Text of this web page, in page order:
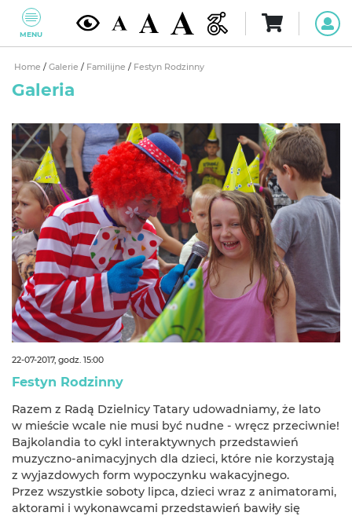
MENU
Home / Galerie / Familijne / Festyn Rodzinny
Galeria
22-07-2017, godz. 15:00
Festyn Rodzinny
Razem z Radą Dzielnicy Tatary udowadniamy, że lato
w mieście wcale nie musi być nudne - wręcz przeciwnie!
Bajkolandia to cykl interaktywnych przedstawień
muzyczno-animacyjnych dla dzieci, które nie korzystają
z wyjazdowych form wypoczynku wakacyjnego.
Przez wszystkie soboty lipca, dzieci wraz z animatorami,
aktorami i wykonawcami przedstawień bawiły się